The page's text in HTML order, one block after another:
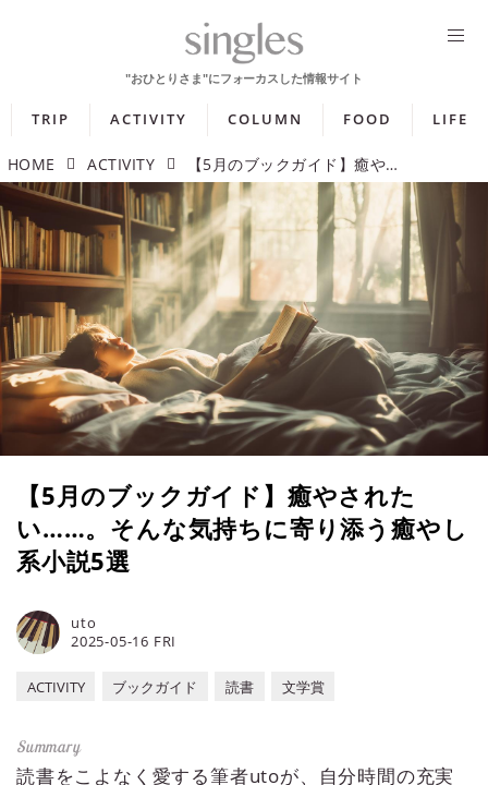
TRIP ACTIVITY COLUMN FOOD LIFE
HOME ACTIVITY 【5月のブックガイド】癒やされたい……。そんな気持ちに寄り添う癒やし系小説5選
【5月のブックガイド】癒やされた
い……。そんな気持ちに寄り添う癒やし
系小説5選
2025-05-16 FRI
uto
ACTIVITY ブックガイド 読書 文学賞
読書をこよなく愛する筆者utoが、自分時間の充実